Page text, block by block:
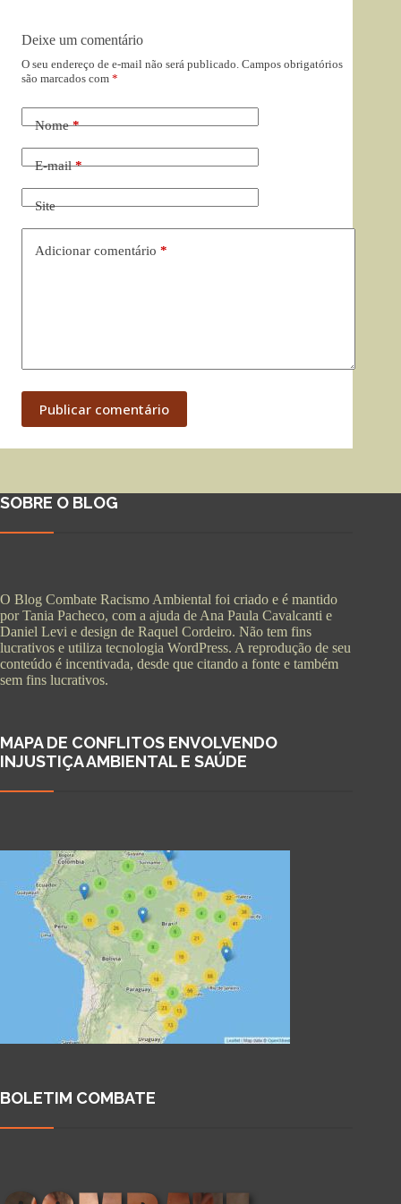
Deixe um comentário
O seu endereço de e-mail não será publicado. Campos obrigatórios
são marcados com *
Nome*
E-mail*
Site
Adicionar comentário *
Publicar comentário
SOBRE O BLOG
O Blog Combate Racismo Ambiental foi criado e é mantido
por Tania Pacheco, com a ajuda de Ana Paula Cavalcanti e
Daniel Levi e design de Raquel Cordeiro. Não tem fins
lucrativos e utiliza tecnologia WordPress. A reprodução de seu
conteúdo é incentivada, desde que citando a fonte e também
sem fins lucrativos.
MAPA DE CONFLITOS ENVOLVENDO
INJUSTIÇA AMBIENTAL E SAÚDE
BOLETIM COMBATE